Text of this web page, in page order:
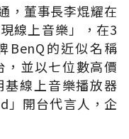
，董事長李焜耀在
線上音樂」，在3
BenQ的近似名稱
，並以七位數高價
線上音樂播放器
」開台代言人，企